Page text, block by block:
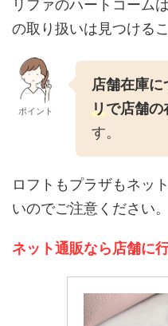
リファのハートコーム
の取り扱いは見つける
ポイント
店舗在庫
リで店舗の
す。
ロフトもプラザもネッ
いのでご注意ください。
ネット通販なら店舗に